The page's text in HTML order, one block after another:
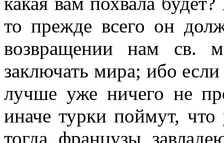
то прежде всего он
возвращении нам св.
заключать мира; ибо
лучше уже ничего не
иначе турки поймут,
тогда французы